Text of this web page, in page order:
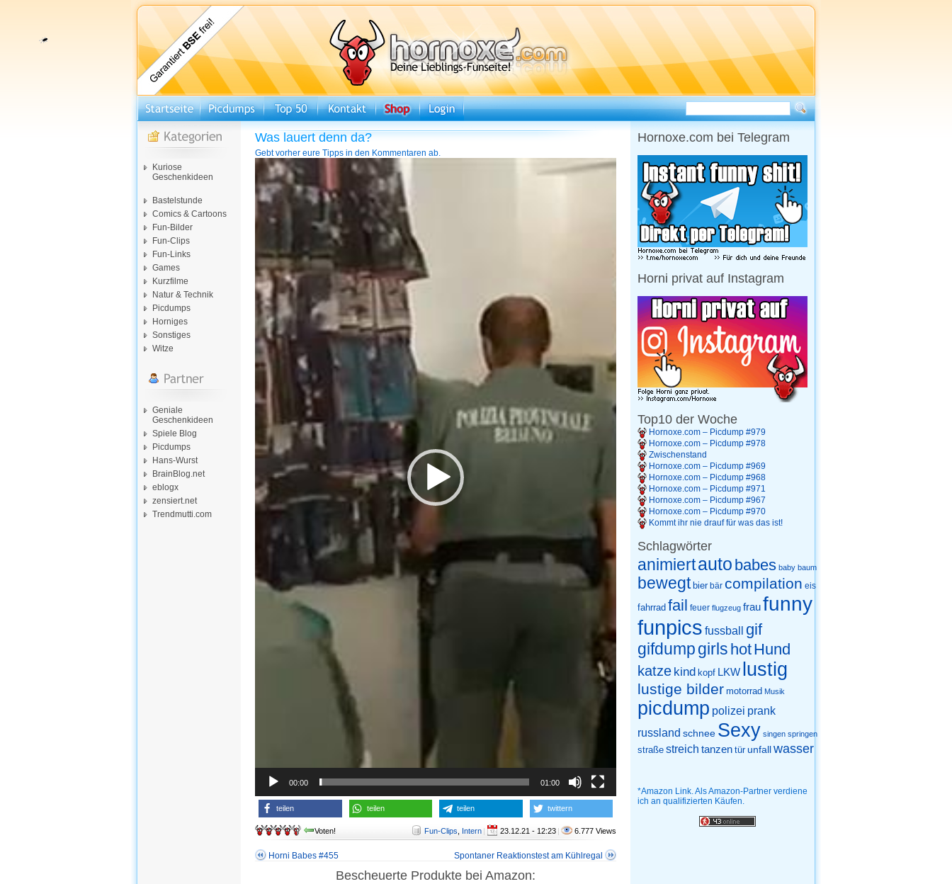
Kuriose
Geschenkideen
Bastelstunde
Comics & Cartoons
Fun-Bilder
Fun-Clips
Fun-Links
Games
Kurzfilme
Natur & Technik
Picdumps
Horniges
Sonstiges
Witze
Geniale
Geschenkideen
Spiele Blog
Picdumps
Hans-Wurst
BrainBlog.net
eblogx
zensiert.net
Trendmutti.com
Was lauert denn da?
Gebt vorher eure Tipps in den Kommentaren ab.
Video-
Player
00:00 01:00
teilen teilen teilen twittern
Voten! Fun-Clips Intern | 23.12.21 - 12:23 | 6.777 Views
Horni Babes #455 Spontaner Reaktionstest am Kühlregal
Bescheuerte Produkte bei Amazon:
Hornoxe.com bei Telegram
Horni privat auf Instagram
Top10 der Woche
Hornoxe.com – Picdump #979
Hornoxe.com – Picdump #978
Zwischenstand
Hornoxe.com – Picdump #969
Hornoxe.com – Picdump #968
Hornoxe.com – Picdump #971
Hornoxe.com – Picdump #967
Hornoxe.com – Picdump #970
Kommt ihr nie drauf für was das ist!
Schlagwörter
animiertauto babes baby baum
bewegt bier bär compilation eis
fahrrad fail feuer flugzeug fraufunny
funpics fussball gif
gifdump girls hotHund
katze kind kopf LKW lustig
lustige bilder motorrad Musik
picdump polizei prank
russland schnee Sexy singen springen
straße streich tanzen tür unfallwasser
*Amazon Link. Als Amazon-Partner verdiene
ich an qualifizierten Käufen.